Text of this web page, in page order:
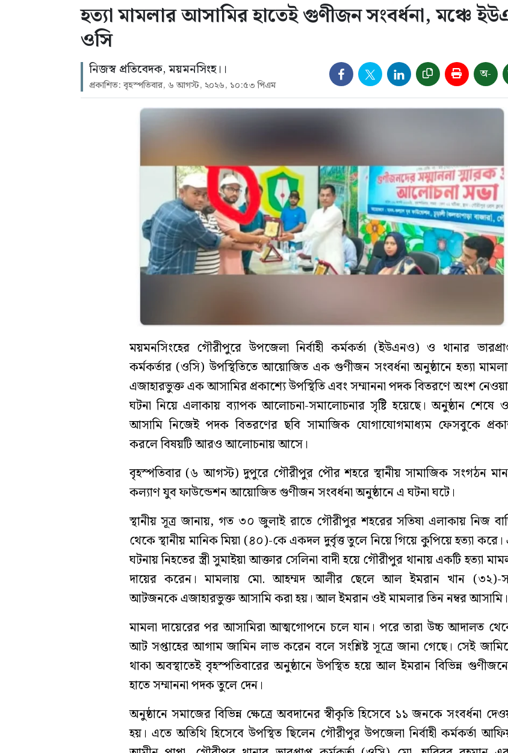
হত্যা মামলার আসামির হাতেই গুণীজন সংবর্ধনা, মঞ্চে
ওসি
নিজস্ব প্রতিবেদক, ময়মনসিংহ।।
প্রকাশিত: বৃহস্পতিবার, ৬ আগস্ট, ২০২৬, ১০:৫৩ পিএম
অ-
ময়মনসিংহের গৌরীপুরে উপজেলা নির্বাহী কর্মকর্তা (ইউএনও) ও থানার
কর্মকর্তার (ওসি) উপস্থিতিতে আয়োজিত এক গুণীজন সংবর্ধনা অনুষ্ঠানে হত্যা
এজাহারভুক্ত এক আসামির প্রকাশ্যে উপস্থিতি এবং সম্মাননা পদক বিতরণে অংশ
ঘটনা নিয়ে এলাকায় ব্যাপক আলোচনা-সমালোচনার সৃষ্টি হয়েছে। অনুষ্ঠান শেষে
আসামি নিজেই পদক বিতরণের ছবি সামাজিক যোগাযোগমাধ্যম ফেসবুকে
করলে বিষয়টি আরও আলোচনায় আসে।
বৃহস্পতিবার (৬ আগস্ট) দুপুরে গৌরীপুর পৌর শহরে স্থানীয় সামাজিক সংগঠন
কল্যাণ যুব ফাউন্ডেশন আয়োজিত গুণীজন সংবর্ধনা অনুষ্ঠানে এ ঘটনা ঘটে।
স্থানীয় সূত্র জানায়, গত ৩০ জুলাই রাতে গৌরীপুর শহরের সতিষা এলাকায় নিজ
থেকে স্থানীয় মানিক মিয়া (৪০)-কে একদল দুর্বৃত্ত তুলে নিয়ে গিয়ে কুপিয়ে হত্যা
ঘটনায় নিহতের স্ত্রী সুমাইয়া আক্তার সেলিনা বাদী হয়ে গৌরীপুর থানায় একটি হত্যা
দায়ের করেন। মামলায় মো. আহম্মদ আলীর ছেলে আল ইমরান খান (৩২)-
আটজনকে এজাহারভুক্ত আসামি করা হয়। আল ইমরান ওই মামলার তিন নম্বর আসামি।
মামলা দায়েরের পর আসামিরা আত্মগোপনে চলে যান। পরে তারা উচ্চ আদালত
আট সপ্তাহের আগাম জামিন লাভ করেন বলে সংশ্লিষ্ট সূত্রে জানা গেছে। সেই
থাকা অবস্থাতেই বৃহস্পতিবারের অনুষ্ঠানে উপস্থিত হয়ে আল ইমরান বিভিন্ন
হাতে সম্মাননা পদক তুলে দেন।
অনুষ্ঠানে সমাজের বিভিন্ন ক্ষেত্রে অবদানের স্বীকৃতি হিসেবে ১১ জনকে সংবর্ধনা
হয়। এতে অতিথি হিসেবে উপস্থিত ছিলেন গৌরীপুর উপজেলা নির্বাহী কর্মকর্তা